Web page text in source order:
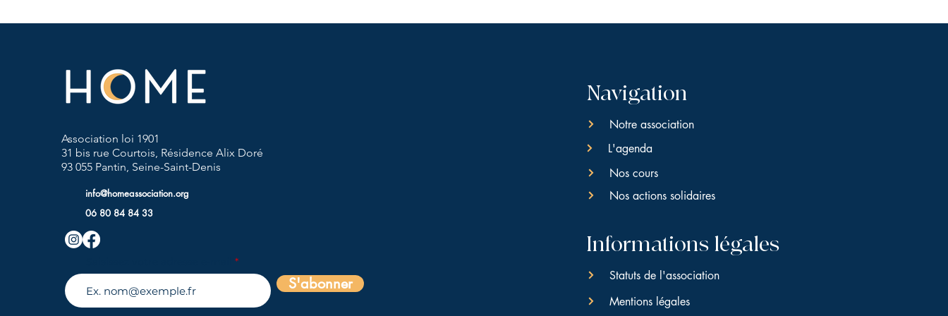
Association loi 1901
31 bis rue Courtois, Résidence Alix Doré
93 055 Pantin, Seine-Saint-Denis
info@homeassociation.org
06 80 84 84 33
S'abonner
Navigation
Notre association
Nos cours
Nos actions solidaires
L'agenda
Informations légales
Statuts de l'association
Mentions légales